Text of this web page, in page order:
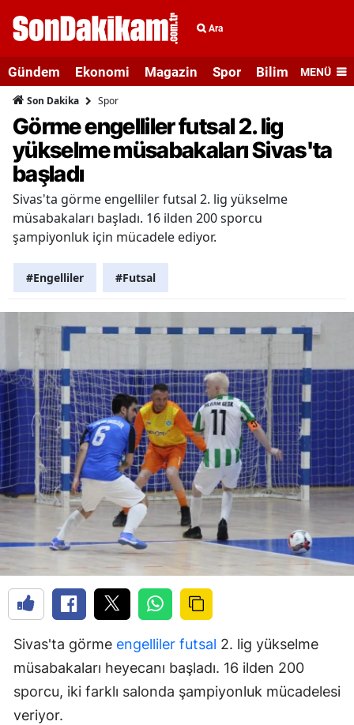
Ara
Gündem Ekonomi Magazin Spor Bilim veMENÜ
Son Dakika Spor
Görme engelliler futsal 2. lig
yükselme müsabakaları Sivas'ta
başladı
Sivas'ta görme engelliler futsal 2. lig yükselme
müsabakaları başladı. 16 ilden 200 sporcu
şampiyonluk için mücadele ediyor.
#Engelliler #Futsal
Sivas'ta görme engelliler futsal 2. lig yükselme
müsabakaları heyecanı başladı. 16 ilden 200
sporcu, iki farklı salonda şampiyonluk mücadelesi
veriyor.